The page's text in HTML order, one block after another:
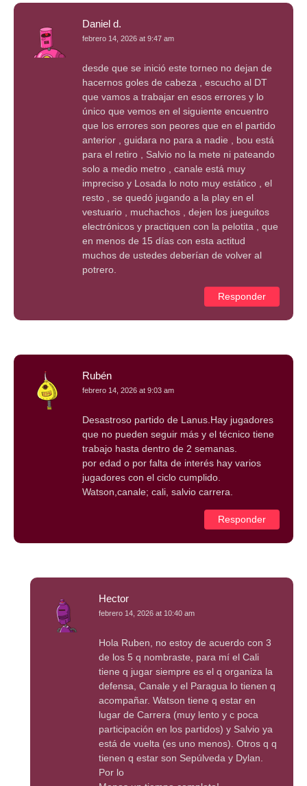
Daniel d.
febrero 14, 2026 at 9:47 am
desde que se inició este torneo no dejan de
hacernos goles de cabeza , escucho al DT
que vamos a trabajar en esos errores y lo
único que vemos en el siguiente encuentro
que los errores son peores que en el partido
anterior , guidara no para a nadie , bou está
para el retiro , Salvio no la mete ni pateando
solo a medio metro , canale está muy
impreciso y Losada lo noto muy estático , el
resto , se quedó jugando a la play en el
vestuario , muchachos , dejen los jueguitos
electrónicos y practiquen con la pelotita , que
en menos de 15 días con esta actitud
muchos de ustedes deberían de volver al
potrero.
Responder
Rubén
febrero 14, 2026 at 9:03 am
Desastroso partido de Lanus.Hay jugadores
que no pueden seguir más y el técnico tiene
trabajo hasta dentro de 2 semanas.
por edad o por falta de interés hay varios
jugadores con el ciclo cumplido.
Watson,canale; cali, salvio carrera.
Responder
Hector
febrero 14, 2026 at 10:40 am
Hola Ruben, no estoy de acuerdo con 3
de los 5 q nombraste, para mí el Cali
tiene q jugar siempre es el q organiza la
defensa, Canale y el Paragua lo tienen q
acompañar. Watson tiene q estar en
lugar de Carrera (muy lento y c poca
participación en los partidos) y Salvio ya
está de vuelta (es uno menos). Otros q q
tienen q estar son Sepúlveda y Dylan.
Por lo